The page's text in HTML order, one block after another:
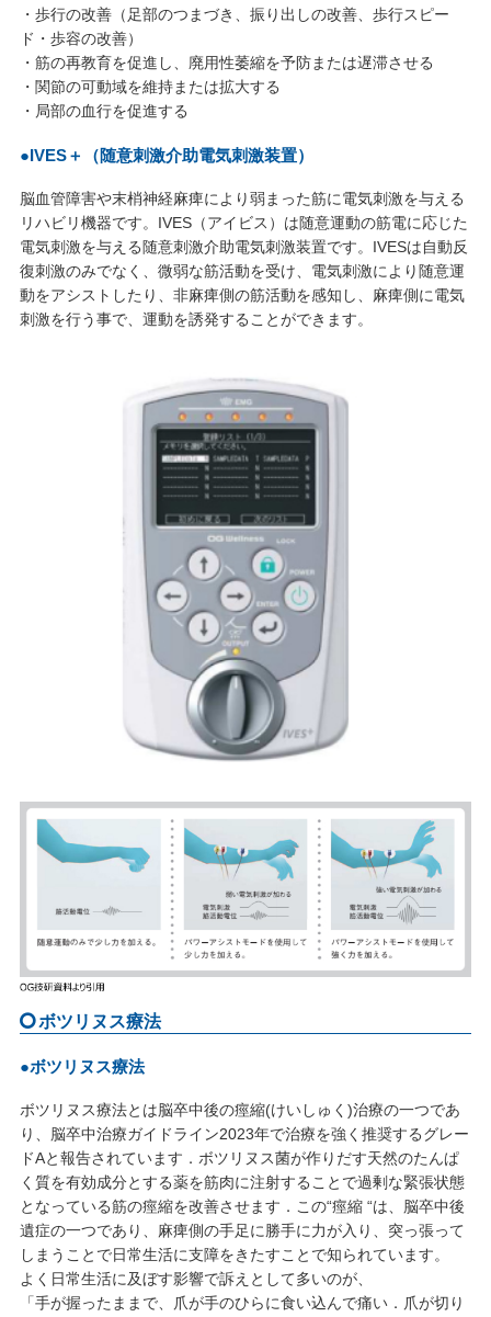
・歩行の改善（足部のつまづき、振り出しの改善、歩行スピー
ド・歩容の改善）
・筋の再教育を促進し、廃用性萎縮を予防または遅滞させる
・関節の可動域を維持または拡大する
・局部の血行を促進する
●IVES＋（随意刺激介助電気刺激装置）
脳血管障害や末梢神経麻痺により弱まった筋に電気刺激を与える
リハビリ機器です。IVES（アイビス）は随意運動の筋電に応じた
電気刺激を与える随意刺激介助電気刺激装置です。IVESは自動反
復刺激のみでなく、微弱な筋活動を受け、電気刺激により随意運
動をアシストしたり、非麻痺側の筋活動を感知し、麻痺側に電気
刺激を行う事で、運動を誘発することができます。
ボツリヌス療法
●ボツリヌス療法
ボツリヌス療法とは脳卒中後の痙縮(けいしゅく)治療の一つであ
り、脳卒中治療ガイドライン2023年で治療を強く推奨するグレー
ドAと報告されています．ボツリヌス菌が作りだす天然のたんぱ
く質を有効成分とする薬を筋肉に注射することで過剰な緊張状態
となっている筋の痙縮を改善させます．この“痙縮 “は、脳卒中後
遺症の一つであり、麻痺側の手足に勝手に力が入り、突っ張って
しまうことで日常生活に支障をきたすことで知られています。
よく日常生活に及ぼす影響で訴えとして多いのが、
「手が握ったままで、爪が手のひらに食い込んで痛い．爪が切り